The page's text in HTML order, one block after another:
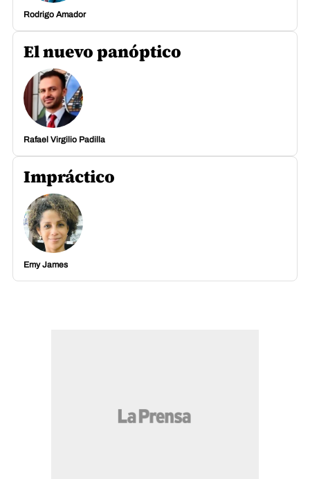
Rodrigo Amador
El nuevo panóptico
Rafael Virgilio Padilla
Impráctico
Emy James